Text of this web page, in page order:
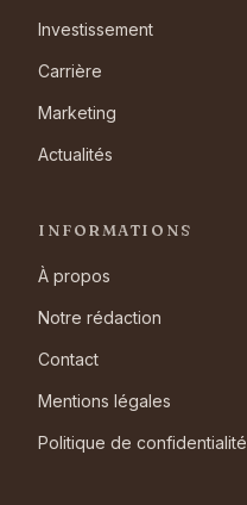
Investissement
Carrière
Marketing
Actualités
INFORMATIONS
À propos
Notre rédaction
Contact
Mentions légales
Politique de confidentialité